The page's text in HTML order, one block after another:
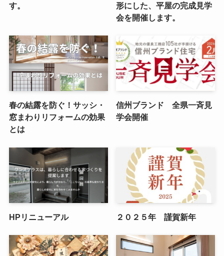
す。
形にした、平屋の完成見学
会を開催します。
春の結露を防ぐ！サッシ・
窓まわりリフォームの効果
とは
信州ブランド 全県一斉見
学会開催
HPリニューアル ２０２５年 謹賀新年